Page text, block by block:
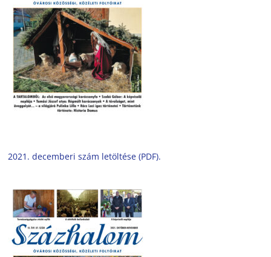
2021. decemberi szám letöltése (PDF).